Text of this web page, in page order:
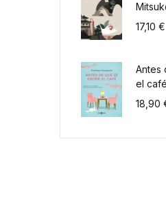
17,10 €
Antes
el café
18,90